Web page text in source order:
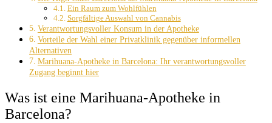
Ein Raum zum Wohlfühlen
Sorgfältige Auswahl von Cannabis
Verantwortungsvoller Konsum in der Apotheke
Vorteile der Wahl einer Privatklinik gegenüber informellen
Alternativen
Marihuana-Apotheke in Barcelona: Ihr verantwortungsvoller
Zugang beginnt hier
Was ist eine Marihuana-Apotheke in
Barcelona?